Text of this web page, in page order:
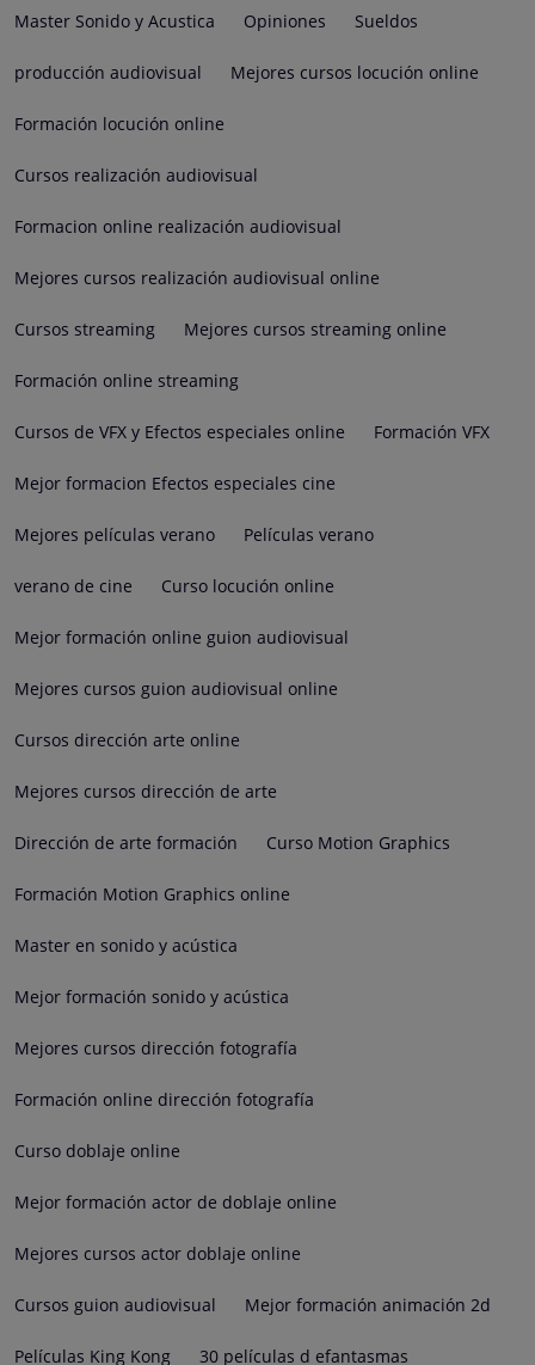
Master Sonido y Acustica Opiniones Sueldos
producción audiovisual Mejores cursos locución online
Formación locución online
Cursos realización audiovisual
Formacion online realización audiovisual
Mejores cursos realización audiovisual online
Cursos streaming Mejores cursos streaming online
Formación online streaming
Cursos de VFX y Efectos especiales online Formación VFX
Mejor formacion Efectos especiales cine
Mejores películas verano Películas verano
verano de cine Curso locución online
Mejor formación online guion audiovisual
Mejores cursos guion audiovisual online
Cursos dirección arte online
Mejores cursos dirección de arte
Dirección de arte formación Curso Motion Graphics
Formación Motion Graphics online
Master en sonido y acústica
Mejor formación sonido y acústica
Mejores cursos dirección fotografía
Formación online dirección fotografía
Curso doblaje online
Mejor formación actor de doblaje online
Mejores cursos actor doblaje online
Cursos guion audiovisual Mejor formación animación 2d
Películas King Kong 30 películas d efantasmas